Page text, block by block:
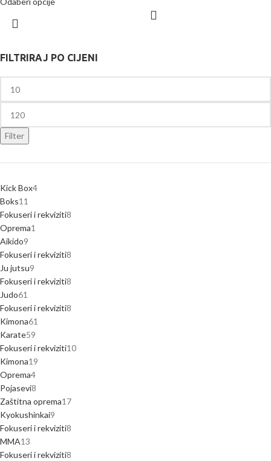
FILTRIRAJ PO CIJENI
Filter
Kick Box4
Boks11
Fokuseri i rekviziti8
Oprema1
Aikido9
Fokuseri i rekviziti8
Ju jutsu9
Fokuseri i rekviziti8
Judo61
Fokuseri i rekviziti8
Kimona61
Karate59
Fokuseri i rekviziti10
Kimona19
Oprema4
Pojasevi8
Zaštitna oprema17
Kyokushinkai9
Fokuseri i rekviziti8
MMA13
Fokuseri i rekviziti8